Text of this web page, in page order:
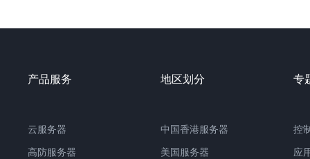
产品服务
云服务器
高防服务器
地区划分
中国香港服务器
美国服务器
专
控
应